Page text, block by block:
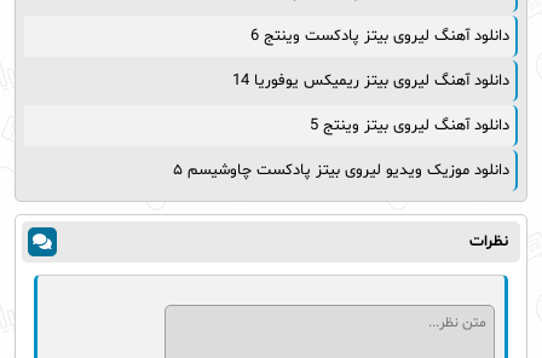
دانلود آهنگ لیروی بیتز پادکست وینتج 6
دانلود آهنگ لیروی بیتز ریمیکس یوفوریا 14
دانلود آهنگ لیروی بیتز وینتج 5
دانلود موزیک ویدیو لیروی بیتز پادکست چاوشیسم ۵
نظرات